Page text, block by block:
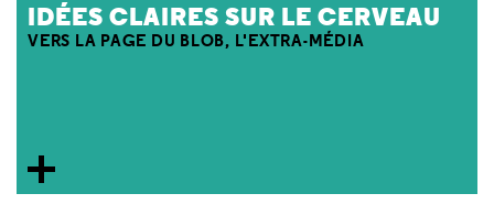
IDÉES CLAIRES SUR LE CERVEAU
VERS LA PAGE DU BLOB, L'EXTRA-MÉDIA